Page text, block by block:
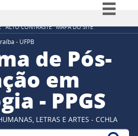
ALTO CONTRASTE MAPA DO SITE
Simplifique!
Participe
Legislação
Canais
- UFPB
de Pós-
em
- PPGS
LETRAS E ARTES - CCHLA